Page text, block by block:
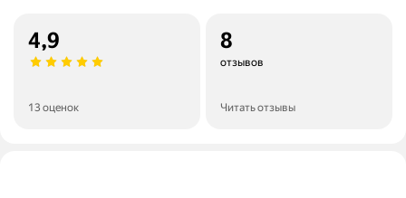
4,9
13 оценок
8
отзывов
Читать отзывы